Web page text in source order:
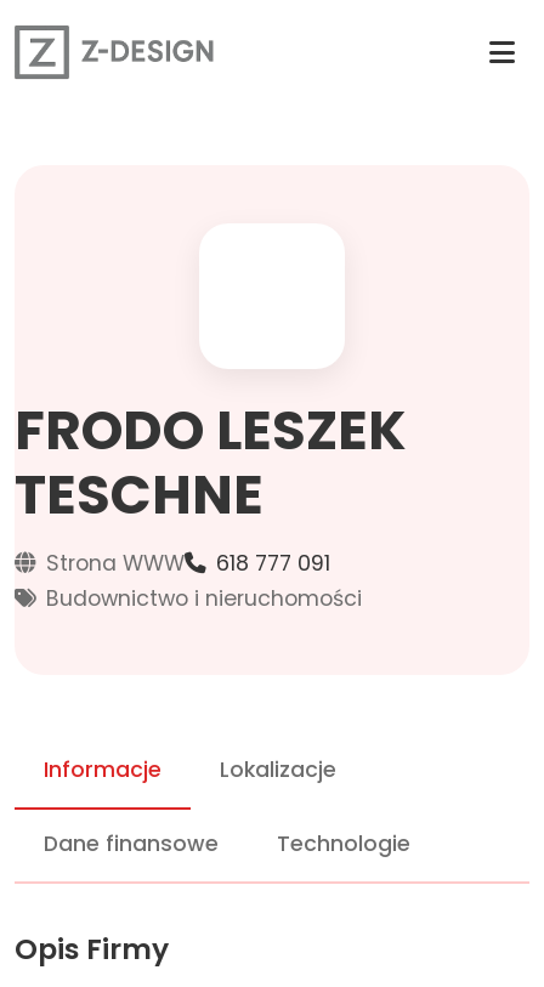
FRODO LESZEK
TESCHNE
Strona WWW
618 777 091
Budownictwo i nieruchomości
Informacje Lokalizacje
Dane finansowe Technologie
Opis Firmy